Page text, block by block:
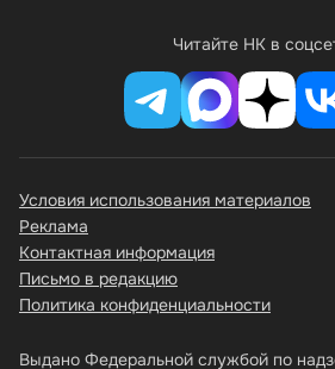
Читайте НК в
Выдано Федеральной службой по
Условия использования материалов
Реклама
Контактная информация
Письмо в редакцию
Политика конфиденциальности